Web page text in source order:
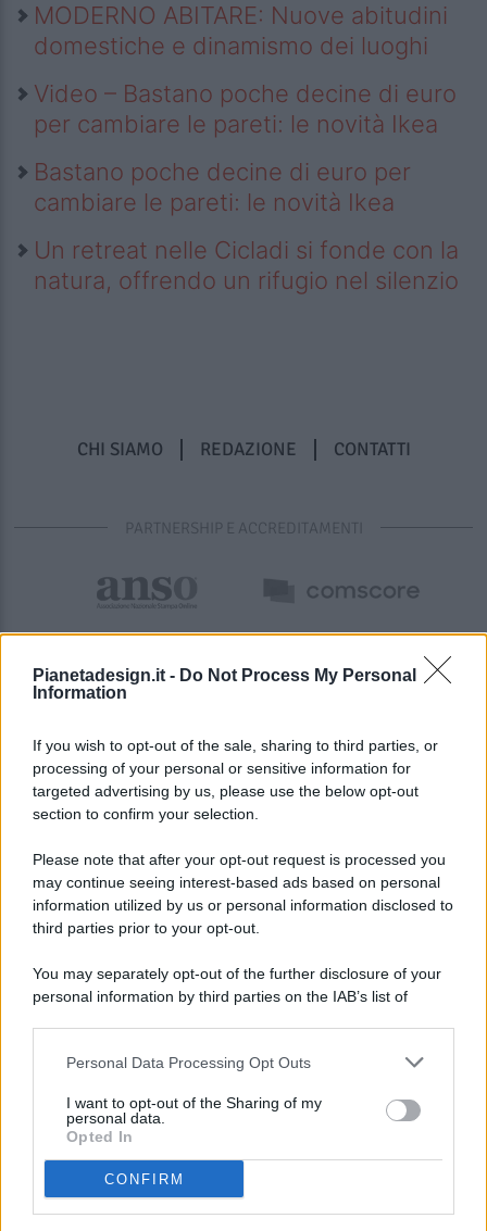
Pianetadesign.it - Do Not Process My Personal
Information
If you wish to opt-out of the sale, sharing to third parties, or
processing of your personal or sensitive information for
targeted advertising by us, please use the below opt-out
section to confirm your selection.
Please note that after your opt-out request is processed you
may continue seeing interest-based ads based on personal
information utilized by us or personal information disclosed to
third parties prior to your opt-out.
You may separately opt-out of the further disclosure of your
personal information by third parties on the IAB’s list of
This information may also be disclosed by us to third parties
disclose it to other third parties.
Personal Data Processing Opt Outs
I want to opt-out of the Sharing of my
personal data.
Opted In
CONFIRM
MODERNO ABITARE: Nuove abitudini
domestiche e dinamismo dei luoghi
Video – Bastano poche decine di euro
per cambiare le pareti: le novità Ikea
Bastano poche decine di euro per
cambiare le pareti: le novità Ikea
Un retreat nelle Cicladi si fonde con la
natura, offrendo un rifugio nel silenzio
CHI SIAMO REDAZIONE CONTATTI
PARTNERSHIP E ACCREDITAMENTI
© 2026 - Pianeta Design - P.IVA 04827280654 - Testata
Registrata Al Tribunale Di Nocera Inferiore N. 8/2020 - RG N.
ISCRIZIONE AL ROC N. 35792 – ISCRITTA ALL’ANSO
(ASSOCIAZIONE NAZIONALE STAMPA ONLINE)
PREFERENZE PRIVACY